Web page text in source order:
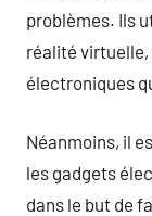
problèmes. Ils
réalité virtuelle,
électroniques
Néanmoins, il
les gadgets
dans le but de